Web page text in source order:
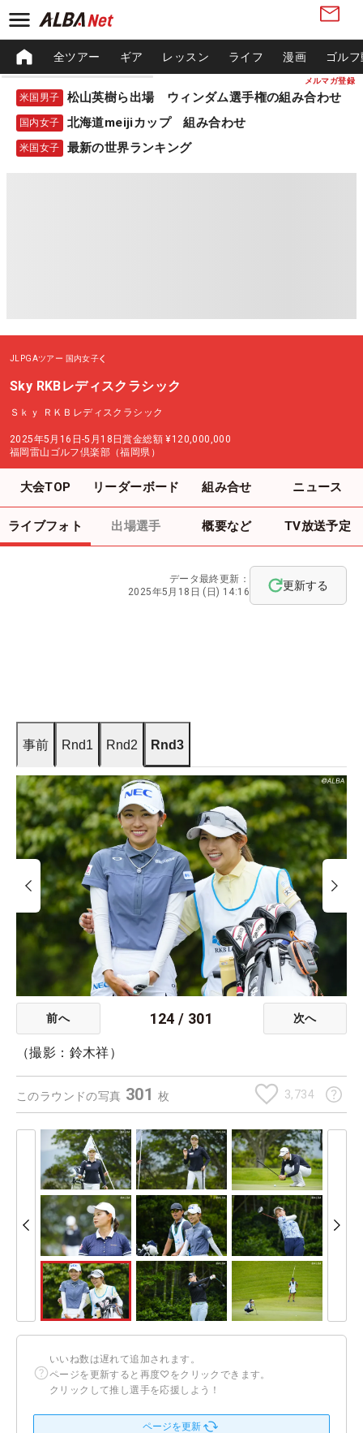
メルマガ登録
全ツアー ギア レッスン ライフ 漫画 ゴル
米国男子 松山英樹ら出場 ウィンダム選手権の組み合わせ
国内女子 北海道meijiカップ 組み合わせ
米国女子 最新の世界ランキング
JLPGAツアー 国内女子
Sky RKBレディスクラシック
Ｓｋｙ ＲＫＢレディスクラシック
2025年5月16日-5月18日賞金総額 ¥120,000,000
福岡雷山ゴルフ倶楽部（福岡県）
大会TOP リーダーボード 組み合せ ニュース
ライブフォト 出場選手 概要など TV放送予定
データ最終更新：
2025年5月18日 (日) 14:16
更新する
事前 Rnd1 Rnd2 Rnd3
前へ 124 / 301 次へ
（撮影：鈴木祥）
このラウンドの写真 301 枚 3,734
いいね数は遅れて追加されます。
ページを更新すると再度♡をクリックできます。
クリックして推し選手を応援しよう！
ページを更新